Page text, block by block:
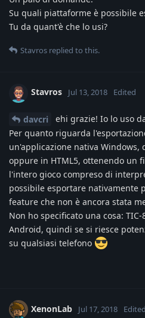
Su quali piattaforme è possibile
Tu da quant'è che lo usi?
Stavros replied to this.
Stavros Jul 13, 2018 Edited
davcri
ehi grazie! Io lo uso
Per quanto riguarda
un'applicazione nativa Windows,
oppure in HTML5, ottenendo un
l'intero gioco compreso di
possibile esportare nativamente
feature che non è ancora stata
Non ho specificato una cosa:
Android, quindi se si riesce
su qualsiasi telefono
XenonLab Jul 17, 2018 Edited